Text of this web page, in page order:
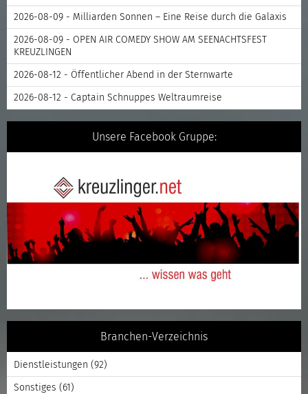
2026-08-09 - Milliarden Sonnen – Eine Reise durch die Galaxis
2026-08-09 - OPEN AIR COMEDY SHOW AM SEENACHTSFEST
KREUZLINGEN
2026-08-12 - Öffentlicher Abend in der Sternwarte
2026-08-12 - Captain Schnuppes Weltraumreise
Unsere Facebook Gruppe:
Branchen-Verzeichnis
Dienstleistungen (92)
Sonstiges (61)